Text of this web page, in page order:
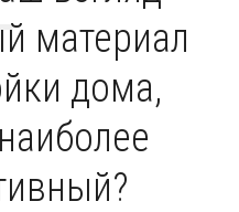
материал
дома,